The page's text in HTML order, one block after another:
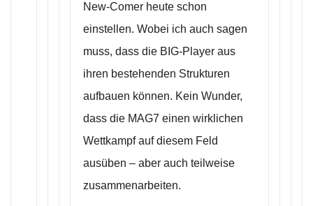
New-Comer heute schon
einstellen. Wobei ich auch sagen
muss, dass die BIG-Player aus
ihren bestehenden Strukturen
aufbauen können. Kein Wunder,
dass die MAG7 einen wirklichen
Wettkampf auf diesem Feld
ausüben – aber auch teilweise
zusammenarbeiten.